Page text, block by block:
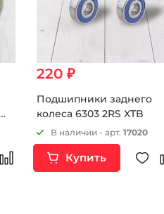
220 ₽
Подшипники заднего
колеса 6303 2RS XTB
В наличии - арт. 17020
Купить